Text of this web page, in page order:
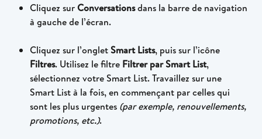
Cliquez sur Conversations dans la barre de navigation
à gauche de l’écran.
Cliquez sur l’onglet Smart Lists, puis sur l’icône
Filtres. Utilisez le filtre Filtrer par Smart List,
sélectionnez votre Smart List. Travaillez sur une
Smart List à la fois, en commençant par celles qui
sont les plus urgentes (par exemple, renouvellements,
promotions, etc.).